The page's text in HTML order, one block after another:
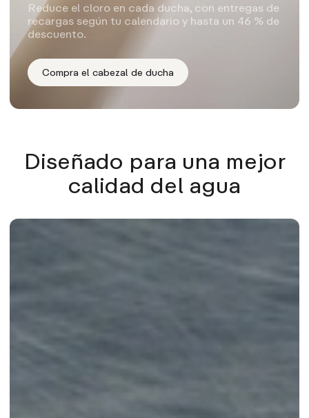
Reduce el cloro en cada ducha, con entregas de
recargas según tu calendario y hasta un 46 % de
descuento.
Compra el cabezal de ducha
Diseñado para una mejor
calidad del agua